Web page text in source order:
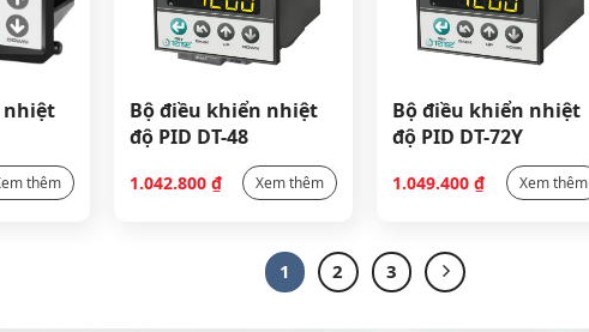
nhiệt
thêm
Bộ điều khiển nhiệt
độ PID DT-48
1.042.800 ₫ Xem thêm
Bộ điều khiển nhiệt
độ PID DT-72Y
1.049.400₫ Xem thêm
1 2 3